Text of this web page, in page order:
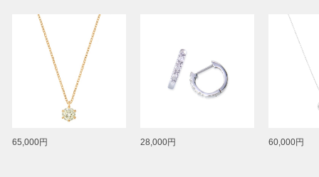
65,000円 28,000円 60,000円